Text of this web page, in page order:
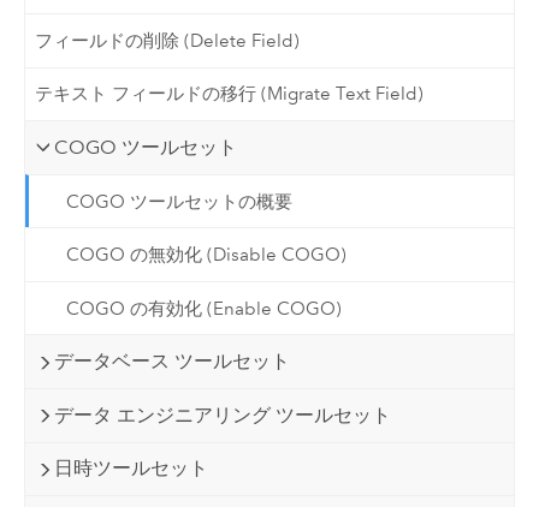
フィールドの削除 (Delete Field)
テキスト フィールドの移行 (Migrate Text Field)
COGO ツールセット
COGO ツールセットの概要
COGO の無効化 (Disable COGO)
COGO の有効化 (Enable COGO)
データベース ツールセット
データ エンジニアリング ツールセット
日時ツールセット